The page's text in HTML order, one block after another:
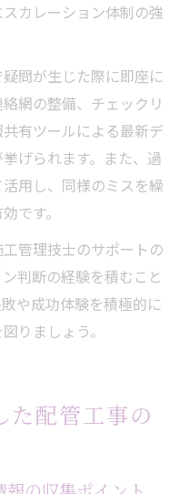
カレーション体制の強
問が生じた際に即座に
網の整備、チェックリ
有ツールによる最新デ
げられます。また、過
用し、同様のミスを繰
です。
管理技士のサポートの
判断の経験を積むこと
や成功体験を積極的に
りましょう。
た配管工事の